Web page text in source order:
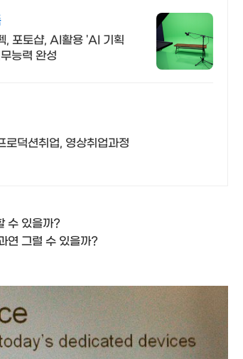
, 포토샵, AI활용 'AI 기획
능력 완성
로덕션취업, 영상취업과정
수 있을까?
연 그럴 수 있을까?